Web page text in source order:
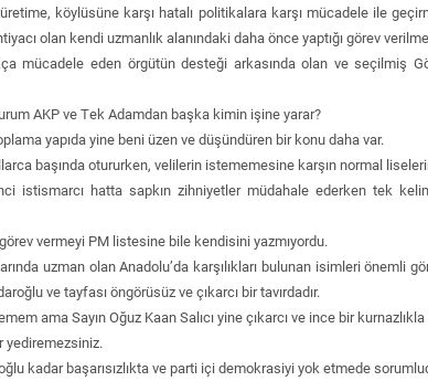
köylüsüne karşı hatalı politikalara karşı mücadele ile
olan kendi uzmanlık alanındaki daha önce yaptığı görev
mücadele eden örgütün desteği arkasında olan ve seçilmiş
AKP ve Tek Adamdan başka kimin işine yarar?
yapıda yine beni üzen ve düşündüren bir konu daha var.
başında otururken, velilerin istememesine karşın normal
istismarcı hatta sapkın zihniyetler müdahale ederken tek
görev vermeyi PM listesine bile kendisini yazmıyordu.
uzman olan Anadolu’da karşılıkları bulunan isimleri önemli
ve tayfası öngörüsüz ve çıkarcı bir tavırdadır.
ama Sayın Oğuz Kaan Salıcı yine çıkarcı ve ince bir
yediremezsiniz.
kadar başarısızlıkta ve parti içi demokrasiyi yok etmede